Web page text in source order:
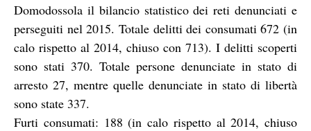
Domodossola il bilancio statistico dei reti denunciati e
perseguiti nel 2015. Totale delitti dei consumati 672 (in
calo rispetto al 2014, chiuso con 713). I delitti scoperti
sono stati 370. Totale persone denunciate in stato di
arresto 27, mentre quelle denunciate in stato di libertà
sono state 337.
Furti consumati: 188 (in calo rispetto al 2014, chiuso